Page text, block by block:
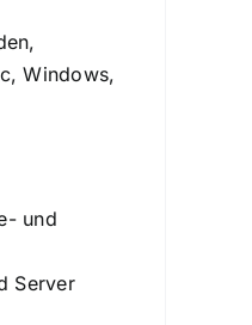
Windows,
und
Server